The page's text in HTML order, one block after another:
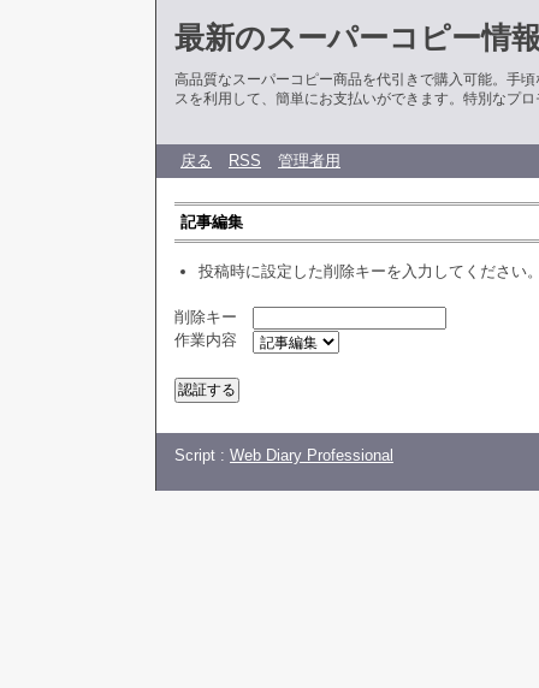
最新のスーパーコピー情
高品質なスーパーコピー商品を代引きで購入可能。手
スを利用して、簡単にお支払いができます。特別なプ
戻る RSS 管理者用
記事編集
投稿時に設定した削除キーを入力してください
削除キー
作業内容
Script : Web Diary Professional